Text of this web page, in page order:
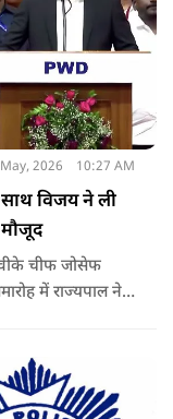
2026 10:27 AM
विजय ने ली
चीफ जोसेफ
में राज्यपाल ने